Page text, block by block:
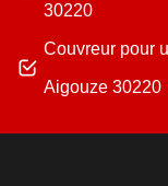
30220
Couvreur pour
Aigouze 30220